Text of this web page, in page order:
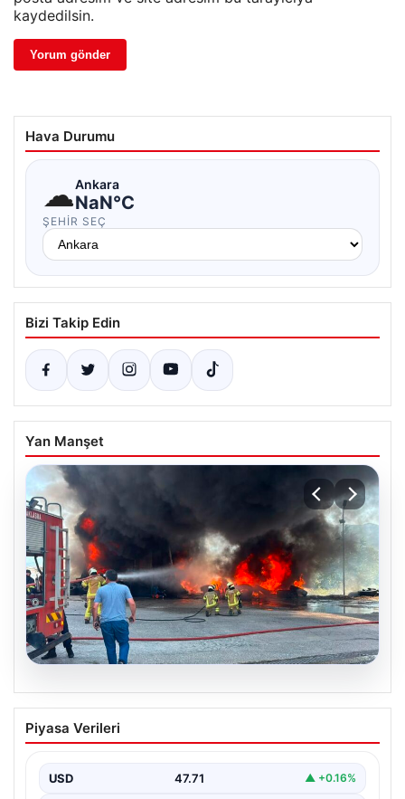
kaydedilsin.
Hava Durumu
☁Ankara
NaN°C
ŞEHIR SEÇ
Bizi Takip Edin
Yan Manşet
Dumanlar ilçeyi kapladı: Bursa’da
tamirhanede yangın
Piyasa Verileri
USD 47.71 ▲ +0.16%